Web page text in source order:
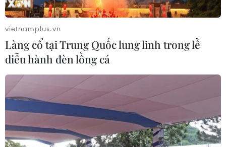
Thành phố Hồ Chí Minh: Buộc thôi việc
giáo viên đánh học sinh
vietnamplus.vn
Làng cổ tại Trung Quốc lung linh trong lễ
diễu hành đèn lồng cá